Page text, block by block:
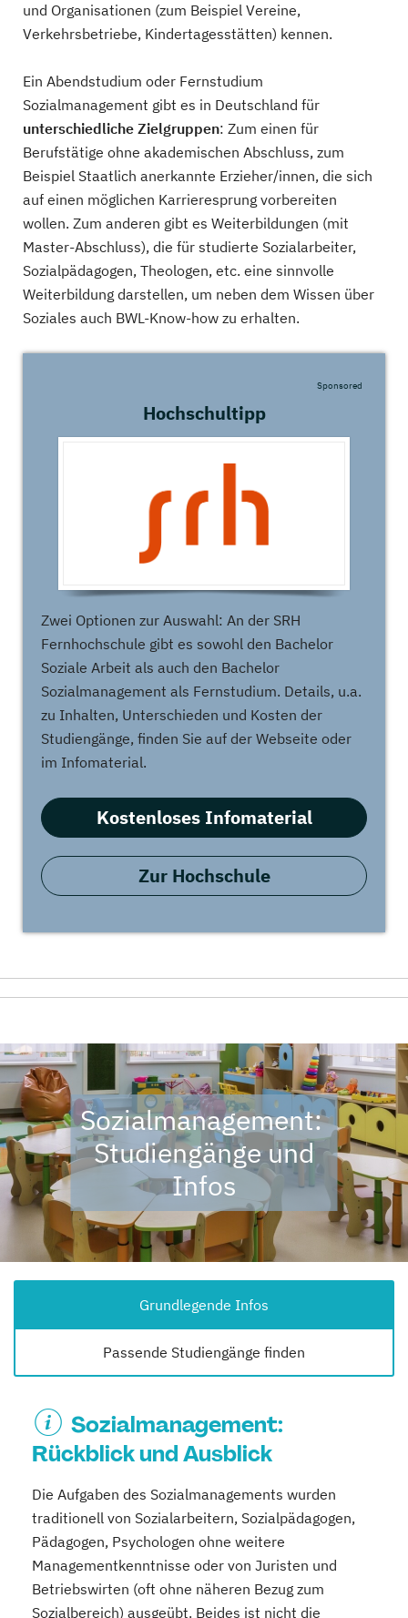
und Organisationen (zum Beispiel Vereine,
Verkehrsbetriebe, Kindertagesstätten) kennen.
Ein Abendstudium oder Fernstudium
Sozialmanagement gibt es in Deutschland für
unterschiedliche Zielgruppen: Zum einen für
Berufstätige ohne akademischen Abschluss, zum
Beispiel Staatlich anerkannte Erzieher/innen, die sich
auf einen möglichen Karrieresprung vorbereiten
wollen. Zum anderen gibt es Weiterbildungen (mit
Master-Abschluss), die für studierte Sozialarbeiter,
Sozialpädagogen, Theologen, etc. eine sinnvolle
Weiterbildung darstellen, um neben dem Wissen über
Soziales auch BWL-Know-how zu erhalten.
Hochschultipp
Sponsored
Zwei Optionen zur Auswahl: An der SRH
Fernhochschule gibt es sowohl den Bachelor
Soziale Arbeit als auch den Bachelor
Sozialmanagement als Fernstudium. Details, u.a.
zu Inhalten, Unterschieden und Kosten der
Studiengänge, finden Sie auf der Webseite oder
im Infomaterial.
Kostenloses Infomaterial
Zur Hochschule
Sozialmanagement:
Studiengänge und
Infos
Grundlegende Infos
Passende Studiengänge finden
Sozialmanagement:
Rückblick und Ausblick
Die Aufgaben des Sozialmanagements wurden
traditionell von Sozialarbeitern, Sozialpädagogen,
Pädagogen, Psychologen ohne weitere
Managementkenntnisse oder von Juristen und
Betriebswirten (oft ohne näheren Bezug zum
Sozialbereich) ausgeübt. Beides ist nicht die